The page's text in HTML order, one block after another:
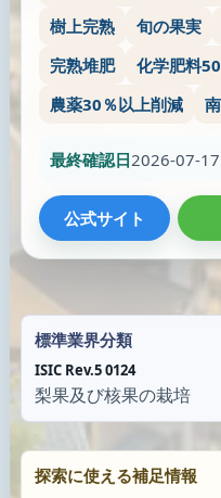
公式サイト
樹上完熟
旬の果実
完熟堆肥
化学肥料
農薬30％以上削減
最終確認日2026-07-17
標準業界分類
ISIC Rev.5 0124
梨果及び核果の栽培
探索に使える補足情報